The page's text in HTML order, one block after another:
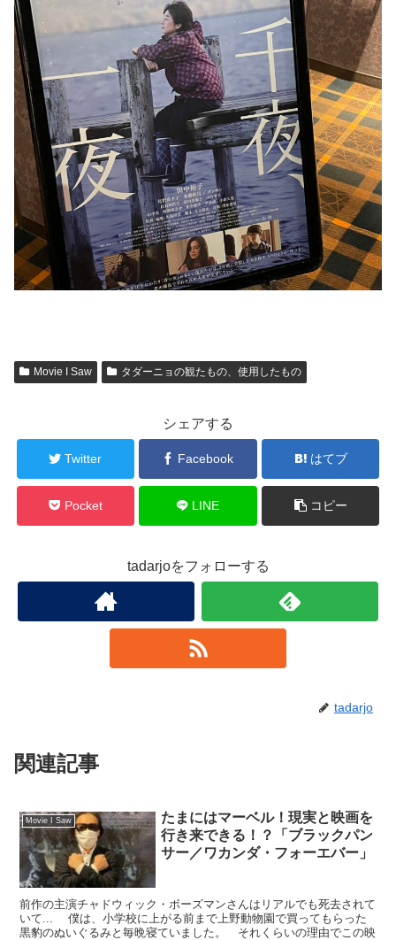
Movie I Saw タダーニョの観たもの、使用したもの
シェアする
Twitter Facebook はてブ
Pocket LINE コピー
tadarjoをフォローする
tadarjo
関連記事
Movie I Saw
たまにはマーベル！現実と映画を
行き来できる！？「ブラックパン
サー／ワカンダ・フォーエバー」
前作の主演チャドウィック・ボーズマンさんはリアルでも死去されて
いて... 僕は、小学校に上がる前まで上野動物園で買ってもらった
黒豹のぬいぐるみと毎晩寝ていました。 それくらいの理由でこの映